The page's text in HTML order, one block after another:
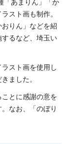
「あまりん」「か
スト画も制作。
りん」などを紹
るなど、埼玉い
スト画を使用し
ました。
とに感謝の意を
なお、「のぼり